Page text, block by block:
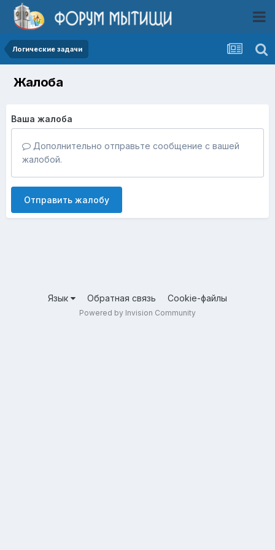
Логические задачи
Жалоба
Ваша жалоба
Дополнительно отправьте сообщение с вашей
жалобой.
Отправить жалобу
Язык Обратная связь Cookie-файлы
Powered by Invision Community